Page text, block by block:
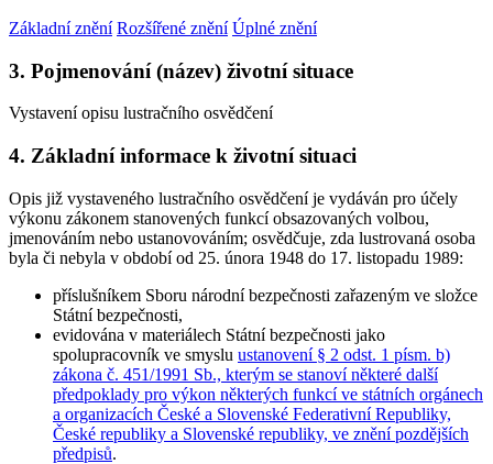
Základní znění Rozšířené znění Úplné znění
3. Pojmenování (název) životní situace
Vystavení opisu lustračního osvědčení
4. Základní informace k životní situaci
Opis již vystaveného lustračního osvědčení je vydáván pro účely
výkonu zákonem stanovených funkcí obsazovaných volbou,
jmenováním nebo ustanovováním; osvědčuje, zda lustrovaná osoba
byla či nebyla v období od 25. února 1948 do 17. listopadu 1989:
příslušníkem Sboru národní bezpečnosti zařazeným ve složce
Státní bezpečnosti,
evidována v materiálech Státní bezpečnosti jako
spolupracovník ve smyslu ustanovení § 2 odst. 1 písm. b)
zákona č. 451/1991 Sb., kterým se stanoví některé další
předpoklady pro výkon některých funkcí ve státních orgánech
a organizacích České a Slovenské Federativní Republiky,
České republiky a Slovenské republiky, ve znění pozdějších
předpisů.